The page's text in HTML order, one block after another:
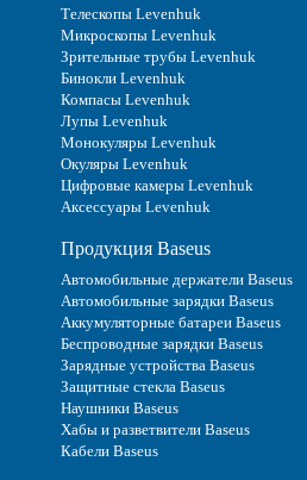
Телескопы Levenhuk
Микроскопы Levenhuk
Зрительные трубы Levenhuk
Бинокли Levenhuk
Компасы Levenhuk
Лупы Levenhuk
Монокуляры Levenhuk
Окуляры Levenhuk
Цифровые камеры Levenhuk
Аксессуары Levenhuk
Продукция Baseus
Автомобильные держатели Baseus
Автомобильные зарядки Baseus
Аккумуляторные батареи Baseus
Беспроводные зарядки Baseus
Зарядные устройства Baseus
Защитные стекла Baseus
Наушники Baseus
Хабы и разветвители Baseus
Кабели Baseus